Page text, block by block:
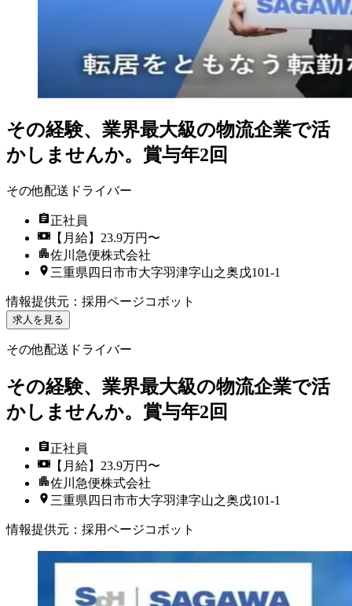
その経験、業界最大級の物流企業で活
かしませんか。賞与年2回
その他配送ドライバー
正社員
【月給】23.9万円〜
佐川急便株式会社
三重県四日市市大字羽津字山之奥戊101-1
情報提供元 ： 採用ページコボット
求人を見る
その他配送ドライバー
その経験、業界最大級の物流企業で活
かしませんか。賞与年2回
正社員
【月給】23.9万円〜
佐川急便株式会社
三重県四日市市大字羽津字山之奥戊101-1
情報提供元 ： 採用ページコボット